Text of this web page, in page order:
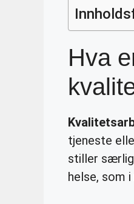
Hva
tjeneste
stiller særlig
helse, som